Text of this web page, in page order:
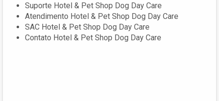
Suporte Hotel & Pet Shop Dog Day Care
Atendimento Hotel & Pet Shop Dog Day Care
SAC Hotel & Pet Shop Dog Day Care
Contato Hotel & Pet Shop Dog Day Care